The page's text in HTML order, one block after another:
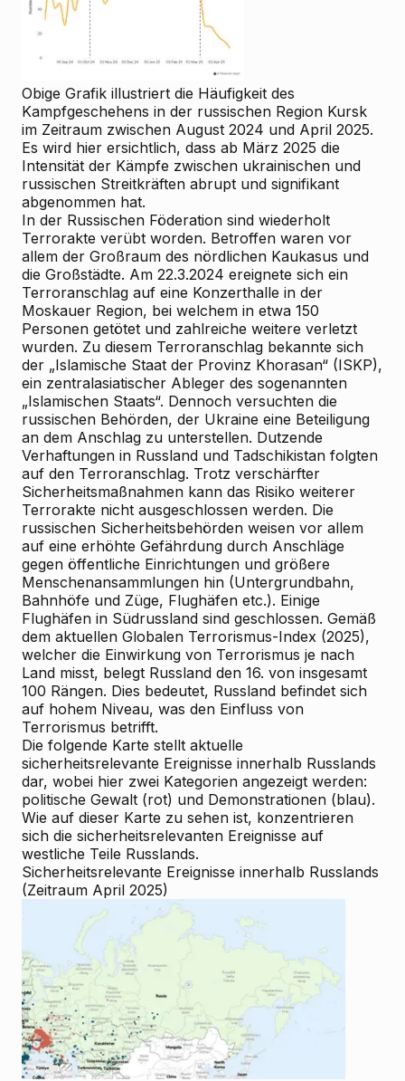
Obige Grafik illustriert die Häufigkeit des
Kampfgeschehens in der russischen Region Kursk
im Zeitraum zwischen August 2024 und April 2025.
Es wird hier ersichtlich, dass ab März 2025 die
Intensität der Kämpfe zwischen ukrainischen und
russischen Streitkräften abrupt und signifikant
abgenommen hat.
In der Russischen Föderation sind wiederholt
Terrorakte verübt worden. Betroffen waren vor
allem der Großraum des nördlichen Kaukasus und
die Großstädte. Am 22.3.2024 ereignete sich ein
Terroranschlag auf eine Konzerthalle in der
Moskauer Region, bei welchem in etwa 150
Personen getötet und zahlreiche weitere verletzt
wurden. Zu diesem Terroranschlag bekannte sich
der „Islamische Staat der Provinz Khorasan“ (ISKP),
ein zentralasiatischer Ableger des sogenannten
„Islamischen Staats“. Dennoch versuchten die
russischen Behörden, der Ukraine eine Beteiligung
an dem Anschlag zu unterstellen. Dutzende
Verhaftungen in Russland und Tadschikistan folgten
auf den Terroranschlag. Trotz verschärfter
Sicherheitsmaßnahmen kann das Risiko weiterer
Terrorakte nicht ausgeschlossen werden. Die
russischen Sicherheitsbehörden weisen vor allem
auf eine erhöhte Gefährdung durch Anschläge
gegen öffentliche Einrichtungen und größere
Menschenansammlungen hin (Untergrundbahn,
Bahnhöfe und Züge, Flughäfen etc.). Einige
Flughäfen in Südrussland sind geschlossen. Gemäß
dem aktuellen Globalen Terrorismus-Index (2025),
welcher die Einwirkung von Terrorismus je nach
Land misst, belegt Russland den 16. von insgesamt
100 Rängen. Dies bedeutet, Russland befindet sich
auf hohem Niveau, was den Einfluss von
Terrorismus betrifft.
Die folgende Karte stellt aktuelle
sicherheitsrelevante Ereignisse innerhalb Russlands
dar, wobei hier zwei Kategorien angezeigt werden:
politische Gewalt (rot) und Demonstrationen (blau).
Wie auf dieser Karte zu sehen ist, konzentrieren
sich die sicherheitsrelevanten Ereignisse auf
westliche Teile Russlands.
Sicherheitsrelevante Ereignisse innerhalb Russlands
(Zeitraum April 2025)